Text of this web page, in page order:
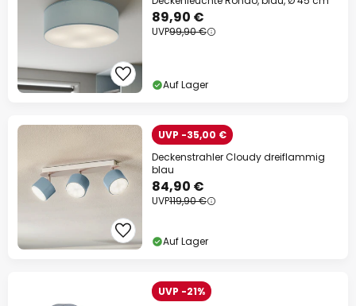
89,90 €
UVP99,90 €
Auf Lager
UVP -35,00 €
Deckenstrahler Cloudy dreiflammig
blau
84,90 €
UVP119,90 €
Auf Lager
UVP -21%